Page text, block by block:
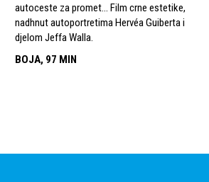
autoceste za promet... Film crne estetike,
nadhnut autoportretima Hervéa Guiberta i
djelom Jeffa Walla.
BOJA, 97 MIN